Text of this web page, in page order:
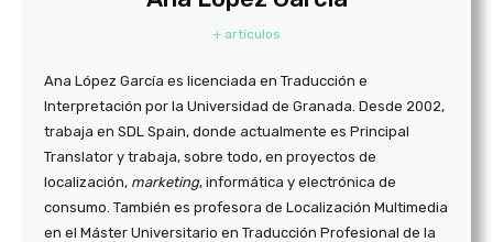
+ artículos
Ana López García es licenciada en Traducción e
Interpretación por la Universidad de Granada. Desde 2002,
trabaja en SDL Spain, donde actualmente es Principal
Translator y trabaja, sobre todo, en proyectos de
localización, marketing, informática y electrónica de
consumo. También es profesora de Localización Multimedia
en el Máster Universitario en Traducción Profesional de la